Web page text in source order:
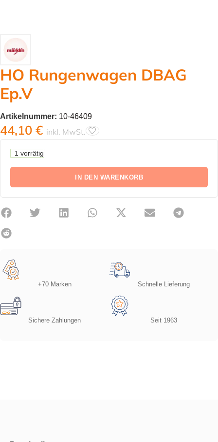
HO Rungenwagen DBAG
Ep.V
Artikelnummer: 10-46409
44,10 € inkl. MwSt.
1 vorrätig
IN DEN WARENKORB
+70 Marken Schnelle Lieferung
Sichere Zahlungen Seit 1963